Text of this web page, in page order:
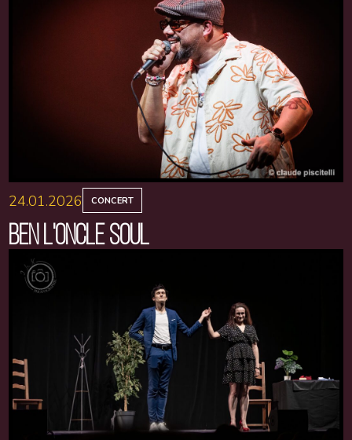
24.01.2026 CONCERT
BEN L'ONCLE SOUL